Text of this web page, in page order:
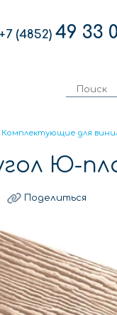
+7 (4852) 49 33
Комплектующие для
Ю-
Поделиться